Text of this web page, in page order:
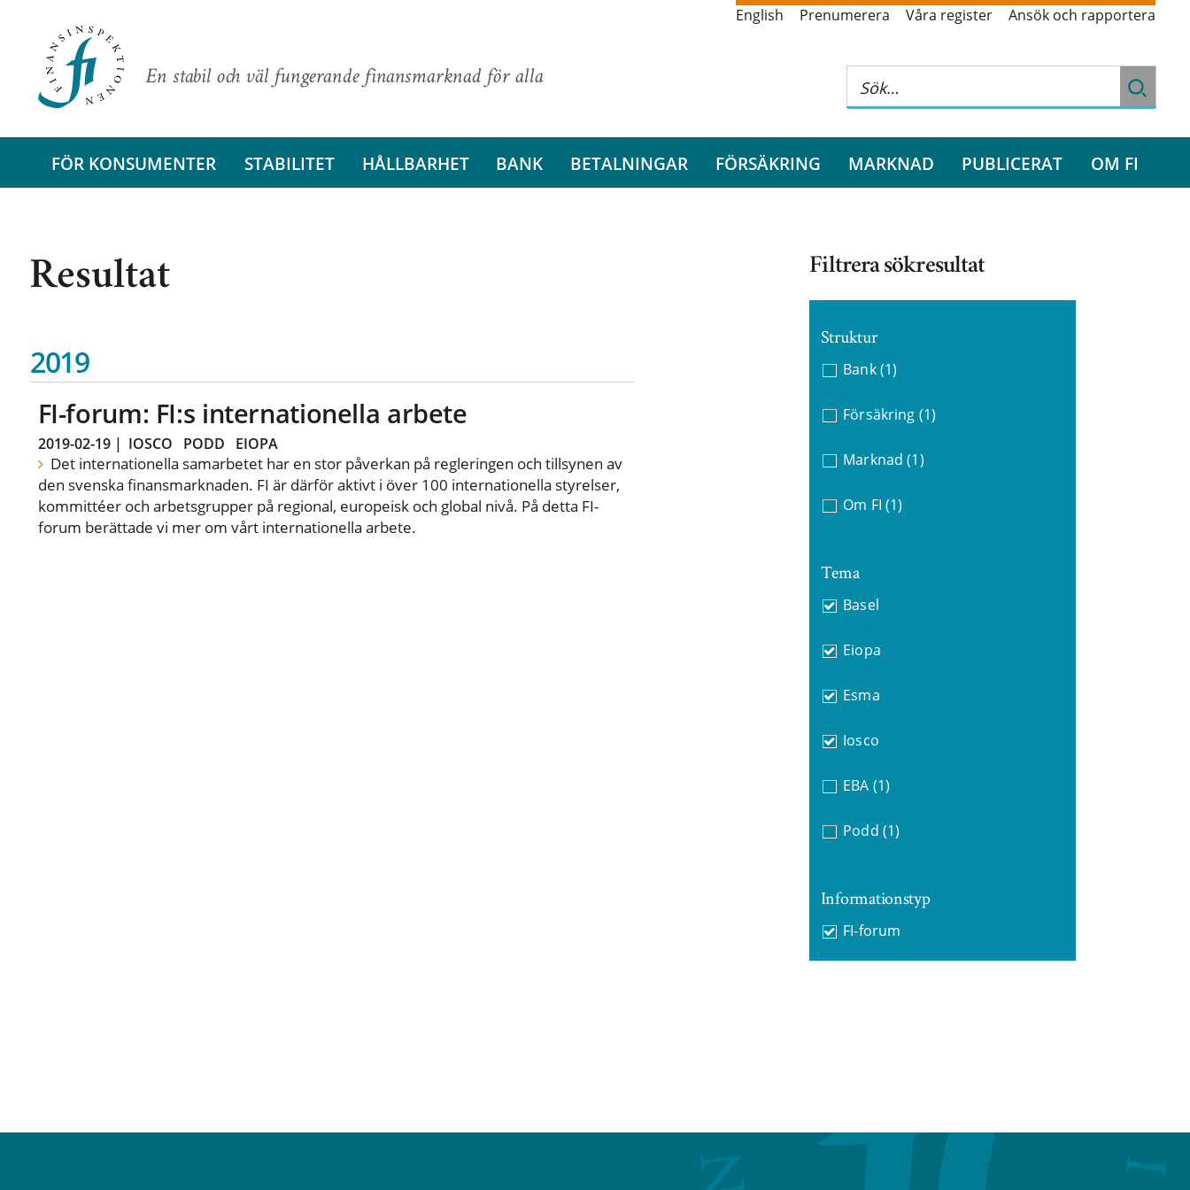
En stabil och väl fungerande finansmarknad för alla
English Prenumerera Våra register Ansök och rapportera
FÖR KONSUMENTER STABILITET HÅLLBARHET BANK BETALNINGAR FÖRSÄKRING MARKNAD PUBLICERAT OM FI
Resultat
2019
FI-forum: FI:s internationella arbete
2019-02-19| IOSCO PODD EIOPA
Det internationella samarbetet har en stor påverkan på regleringen och tillsynen av
den svenska finansmarknaden. FI är därför aktivt i över 100 internationella styrelser,
kommittéer och arbetsgrupper på regional, europeisk och global nivå. På detta FI-
forum berättade vi mer om vårt internationella arbete.
Filtrera sökresultat
Struktur
Bank (1)
Försäkring (1)
Marknad (1)
Om FI (1)
Tema
Basel
Eiopa
Esma
Iosco
EBA (1)
Podd (1)
Informationstyp
FI-forum